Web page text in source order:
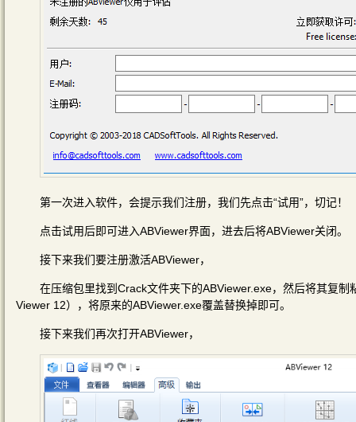
第一次进入软件，会提示我们注册，我们先点击“试用”，切记！
点击试用后即可进入ABViewer界面，进去后将ABViewer关闭。
接下来我们要注册激活ABViewer，
在压缩包里找到Crack文件夹下的ABViewer.exe，然后将其复
Viewer 12），将原来的ABViewer.exe覆盖替换掉即可。
接下来我们再次打开ABViewer，